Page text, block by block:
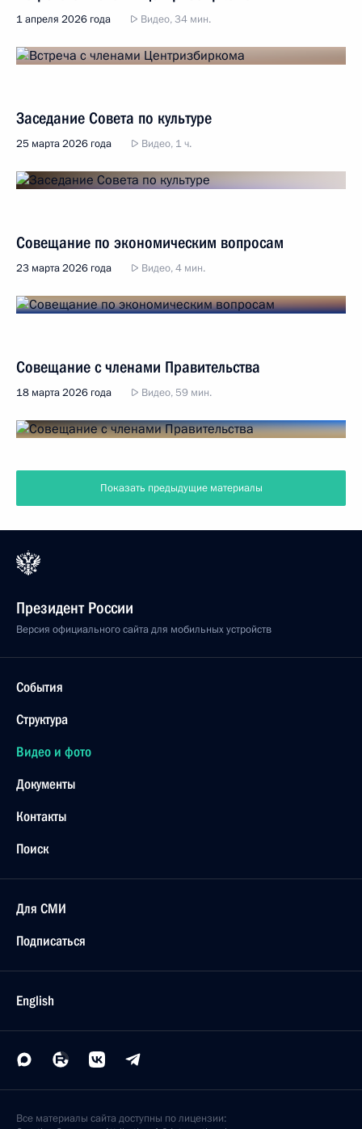
1 апреля 2026 года Видео, 34 мин.
Заседание Совета по культуре
25 марта 2026 года Видео, 1 ч.
Совещание по экономическим вопросам
23 марта 2026 года Видео, 4 мин.
Совещание с членами Правительства
18 марта 2026 года Видео, 59 мин.
Показать предыдущие материалы
Президент России
Версия официального сайта для мобильных устройств
События
Структура
Видео и фото
Документы
Контакты
Поиск
Для СМИ
Подписаться
English
Все материалы сайта доступны по лицензии: